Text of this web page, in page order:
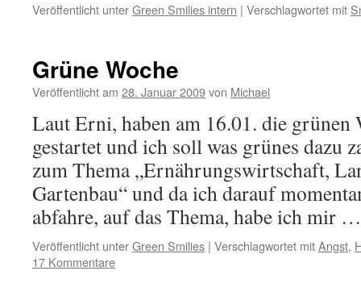
Veröffentlicht unterGreen Smilies intern | Verschlagwortet mit
Grüne Woche
Veröffentlicht am 28. Januar 2009von Michael
Laut Erni, haben am 16.01. die grünen
gestartet und ich soll was grünes dazu
zum Thema „Ernährungswirtschaft,
Gartenbau“ und da ich darauf
abfahre, auf das Thema, habe ich mir
Veröffentlicht unterGreen Smilies | Verschlagwortet mitAngst,
17 Kommentare